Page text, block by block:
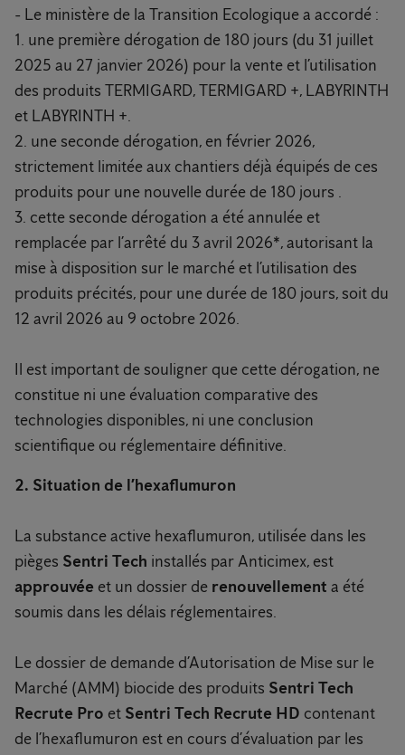
- Le ministère de la Transition Ecologique a accordé :
1. une première dérogation de 180 jours (du 31 juillet
2025 au 27 janvier 2026) pour la vente et l’utilisation
des produits TERMIGARD, TERMIGARD +, LABYRINTH
et LABYRINTH +.
2. une seconde dérogation, en février 2026,
strictement limitée aux chantiers déjà équipés de ces
produits pour une nouvelle durée de 180 jours .
3. cette seconde dérogation a été annulée et
remplacée par l’arrêté du 3 avril 2026*, autorisant la
mise à disposition sur le marché et l’utilisation des
produits précités, pour une durée de 180 jours, soit du
12 avril 2026 au 9 octobre 2026.
Il est important de souligner que cette dérogation, ne
constitue ni une évaluation comparative des
technologies disponibles, ni une conclusion
scientifique ou réglementaire définitive.
2. Situation de l’hexaflumuron
La substance active hexaflumuron, utilisée dans les
pièges Sentri Tech installés par Anticimex, est
approuvée et un dossier de renouvellement a été
soumis dans les délais réglementaires.
Le dossier de demande d’Autorisation de Mise sur le
Marché (AMM) biocide des produits Sentri Tech
Recrute Pro et Sentri Tech Recrute HD contenant
de l’hexaflumuron est en cours d’évaluation par les